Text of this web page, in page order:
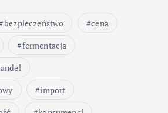
bezpieczeństwo
cena
fermentacja
import